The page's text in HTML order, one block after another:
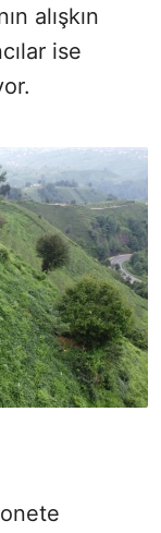
alışkın
ise